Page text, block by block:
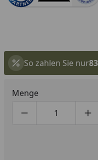
So zahlen Sie nur
Menge
Produktmenge um